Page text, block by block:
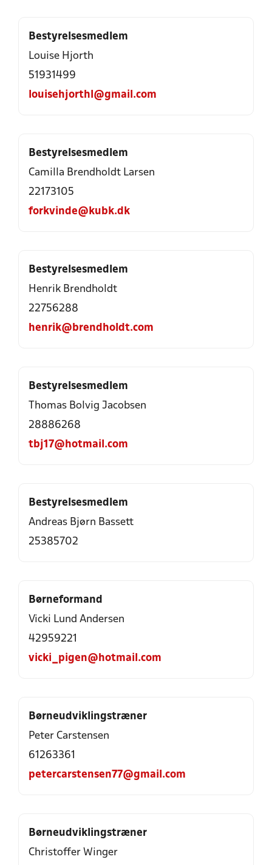
Bestyrelsesmedlem
Louise Hjorth
51931499
louisehjorthl@gmail.com
Bestyrelsesmedlem
Camilla Brendholdt Larsen
22173105
forkvinde@kubk.dk
Bestyrelsesmedlem
Henrik Brendholdt
22756288
henrik@brendholdt.com
Bestyrelsesmedlem
Thomas Bolvig Jacobsen
28886268
tbj17@hotmail.com
Bestyrelsesmedlem
Andreas Bjørn Bassett
25385702
Børneformand
Vicki Lund Andersen
42959221
vicki_pigen@hotmail.com
Børneudviklingstræner
Peter Carstensen
61263361
petercarstensen77@gmail.com
Børneudviklingstræner
Christoffer Winger